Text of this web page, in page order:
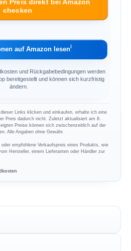
Preis direkt bei Amazon
checken
auf Amazon lesenℹ︎
und Rückgabebedingungen werden
bereitgestellt und können sich kurzfristig
ändern.
Links klicken und einkaufen, erhalte ich eine
Preis dadurch nicht. Zuletzt aktualisiert am 8.
Preise können sich zwischenzeitlich auf der
Alle Angaben ohne Gewähr.
empfohlene Verkaufspreis eines Produkts, wie
Hersteller, einem Lieferanten oder Händler zur